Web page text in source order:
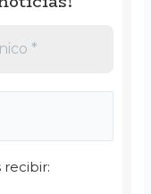
recibir: